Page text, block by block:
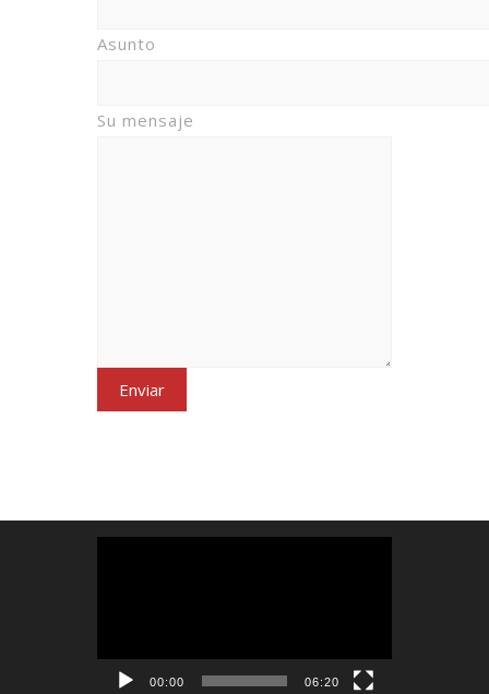
Asunto
Su mensaje
00:00 06:20